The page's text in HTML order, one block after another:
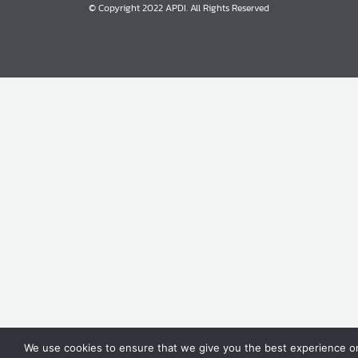
© Copyright 2022 APDI. All Rights Reserved
We use cookies to ensure that we give you the best experience